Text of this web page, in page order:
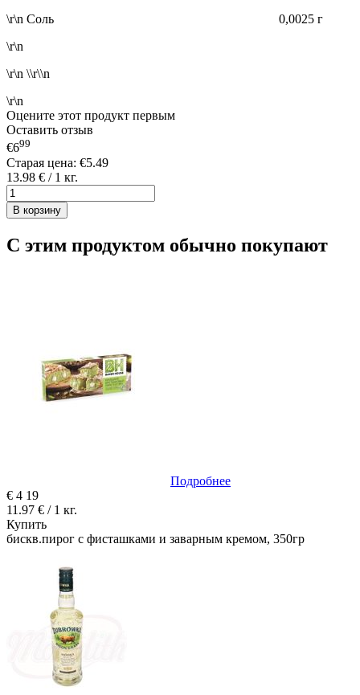
\r\n Соль 0,0025 г
\r\n
\r\n \\r\\n
\r\n
Оцените этот продукт первым
Оставить отзыв
€699
Старая цена: €5.49
13.98 € / 1 кг.
В корзину
С этим продуктом обычно покупают
Подробнее
€ 4 19
11.97 € / 1 кг.
Купить
бискв.пирог с фисташками и заварным кремом, 350гр